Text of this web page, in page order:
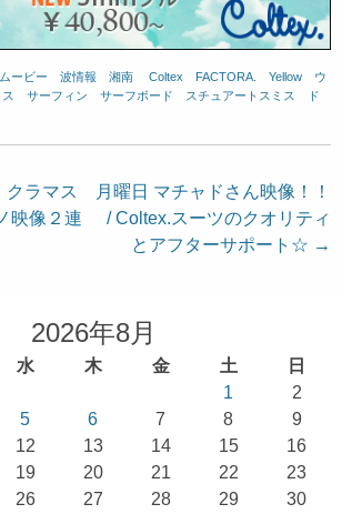
ービー 波情報 湘南 Coltex FACTORA. Yellow
ウ
サーフィン サーフボード スチュアートスミス
ド
クラマス
映像２連
月曜日 マチャドさん映像！！
/ Coltex.スーツのクオリティ
とアフターサポート☆ →
2026年8月
水 木 金 土
日
1
2
5 6 7 8
9
12 13 14 15
16
19 20 21 22
23
26 27 28 29
30